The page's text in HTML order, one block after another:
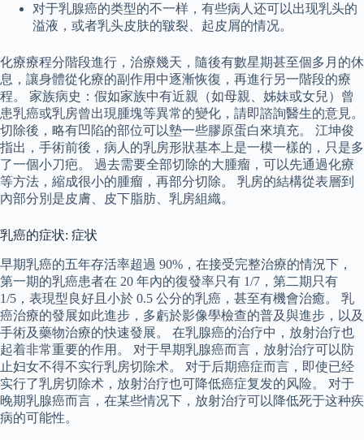
对于乳腺癌的类型的不一样，有些病人还可以出现乳头的
溢液，或者乳头皮肤的皲裂、起皮屑的情况。
化療療程分階段進行，治療幾天，隨後有數星期甚至個多月的休
息，讓身體從化療的副作用中逐漸恢復，再進行另一階段的療
程。 家族病史：假如家族中有近親（如母親、姊妹或女兒）曾
患乳癌或乳房曾出現腫塊等異常的變化，請即諮詢醫生的意見。
切除後，略有凹陷的部位可以墊一些膠原蛋白來填充。 江坤俊
指出，手術前後，病人的乳房形狀基本上是一模一樣的，只是多
了一個小刀疤。 過去需要全部切除的大腫瘤，可以先通過化療
等方法，縮成很小的腫瘤，再部分切除。 乳房的結構從表層到
內部分別是皮膚、皮下脂肪、乳房組織。
乳癌的症状: 症状
早期乳癌的五年存活率超過 90%，在接受完整治療的情況下，
第一期的乳癌患者在 20 年內的復發率只有 1/7，第二期只有
1/5，表現型良好且小於 0.5 公分的乳癌，甚至有機會治癒。 乳
癌治療的發展如此進步，多虧於影像學檢查的普及與進步，以及
手術及藥物治療的快速發展。 在乳腺癌的治疗中，放射治疗也
起着非常重要的作用。 对于早期乳腺癌而言，放射治疗可以防
止妇女不得不实行乳房切除术。 对于后期癌症而言，即使已经
实行了乳房切除术，放射治疗也可降低癌症复发的风险。 对于
晚期乳腺癌而言，在某些情况下，放射治疗可以降低死于这种疾
病的可能性。